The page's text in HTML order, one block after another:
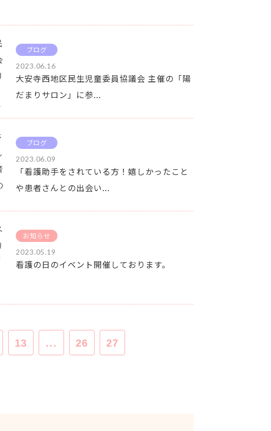
ブログ
2023.06.16
大安寺西地区民生児童委員協議会 主催の「陽
だまりサロン」に参...
ブログ
2023.06.09
「看護助手をされている方！嬉しかったこと
や患者さんとの出会い...
お知らせ
2023.05.19
看護の日のイベント開催しております。
13 ... 26 27